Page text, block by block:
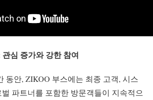
심 증가와 강한 참여
동안, ZIKOO 부스에는 최종 고객, 시스
파트너를 포함한 방문객들이 지속적으